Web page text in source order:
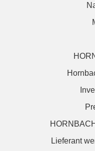
Lieferant